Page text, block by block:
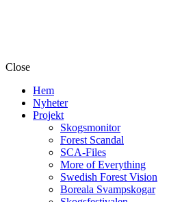
Close
Hem
Nyheter
Projekt
Skogsmonitor
Forest Scandal
SCA-Files
More of Everything
Swedish Forest Vision
Boreala Svampskogar